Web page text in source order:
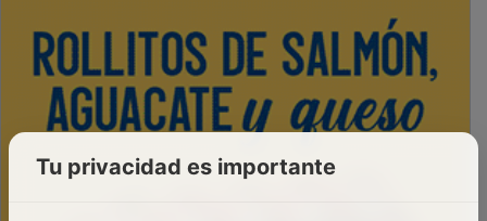
Tu privacidad es importante